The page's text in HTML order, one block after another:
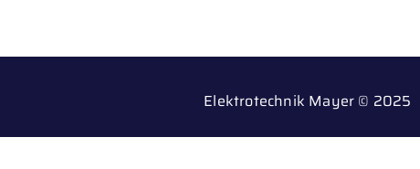
Elektrotechnik Mayer © 2025